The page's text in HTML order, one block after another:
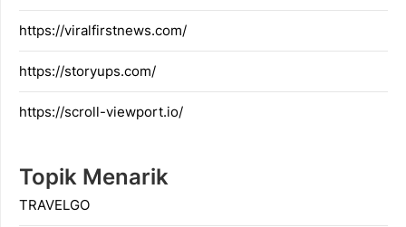
https://viralfirstnews.com/
https://storyups.com/
https://scroll-viewport.io/
Topik Menarik
TRAVELGO